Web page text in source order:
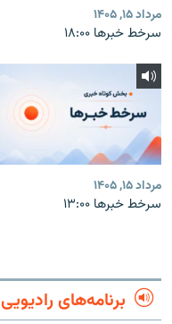
مرداد ۱۵, ۱۴۰۵
سرخط خبرها ۱۸:۰۰
مرداد ۱۵, ۱۴۰۵
سرخط خبرها ۱۳:۰۰
برنامه‌های رادیویی